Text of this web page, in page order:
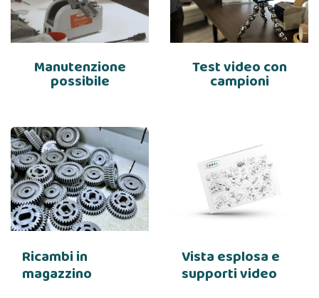
Manutenzione
possibile
Test video con
campioni
Ricambi in
magazzino
Vista esplosa e
supporti video